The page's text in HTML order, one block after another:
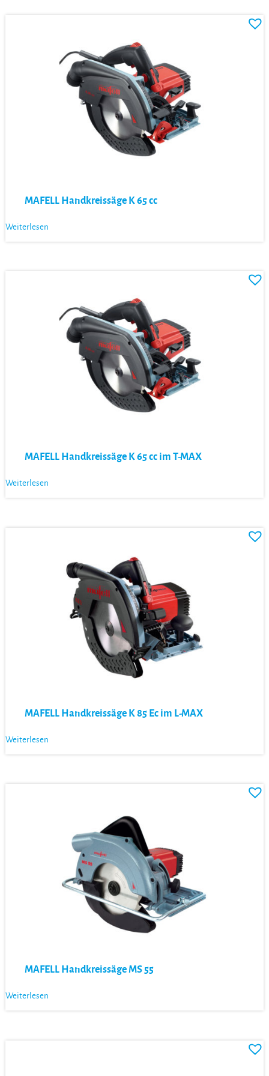
MAFELL Handkreissäge K 65 cc
Weiterlesen
MAFELL Handkreissäge K 65 cc im T-MAX
Weiterlesen
MAFELL Handkreissäge K 85 Ec im L-MAX
Weiterlesen
MAFELL Handkreissäge MS 55
Weiterlesen